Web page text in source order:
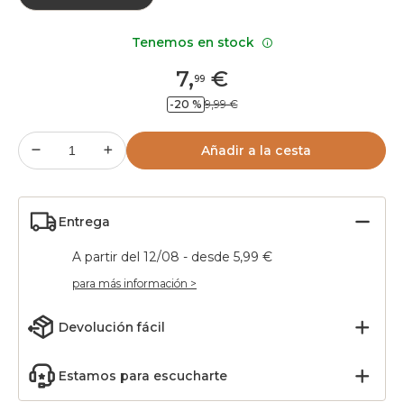
7,99 €
-20 % 9,99 €
Añadir a la cesta
Entrega
A partir del 12/08 - desde 5,99 €
para más información >
Devolución fácil
Estamos para escucharte